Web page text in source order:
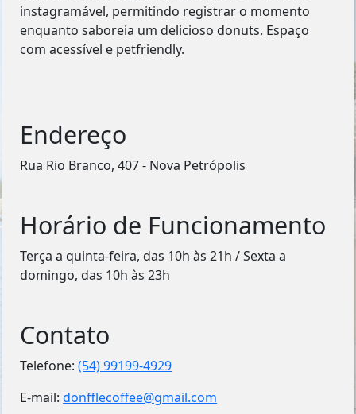
instagramável, permitindo registrar o momento
enquanto saboreia um delicioso donuts. Espaço
com acessível e petfriendly.
Endereço
Rua Rio Branco, 407 - Nova Petrópolis
Horário de Funcionamento
Terça a quinta-feira, das 10h às 21h / Sexta a
domingo, das 10h às 23h
Contato
Telefone:(54) 99199-4929
E-mail:donfflecoffee@gmail.com